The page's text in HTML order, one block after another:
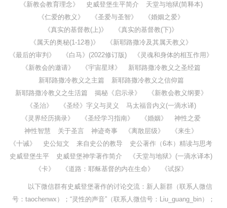
《新教会教育理念》
史威登堡生平简介
天堂与地狱(简释本)
《仁爱的教义》
《圣爱与圣智》
《婚姻之爱》
《真实的基督教(上)》
《真实的基督教(下)》
《属天的奥秘(1-12卷)》
《新耶路撒冷及其属天教义》
《最后的审判》
《白马》(2022修订版)
《灵魂和身体的相互作用》
《新教会的邀请》
《宇宙星球》
新耶路撒冷教义之圣经篇
新耶路撒冷教义之主篇
新耶路撒冷教义之信仰篇
新耶路撒冷教义之生活篇
揭秘《启示录》
《新教会教义纲要》
《圣治》
《圣经》字义与灵义
马太福音内义(一滴水译)
《灵界经历摘录》
《圣经学习指南》 《婚姻》
神性之爱
神性智慧
关于圣言 神迹奇事 《离散层级》
《来生》
《十诫》
史公短文 来自史公的教导
史公著作（6本）精读与思考
史威登堡生平
史威登堡神学著作简介
《天堂与地狱》(一滴水译本)
《卡》
《道路：耶稣基督的内在生命》 《试探》
以下微信群有史威登堡著作的讨论交流：新人新群（联系人微信
号：taochenwx）；“灵性的声音”（联系人微信号：Liu_guang_bin）；